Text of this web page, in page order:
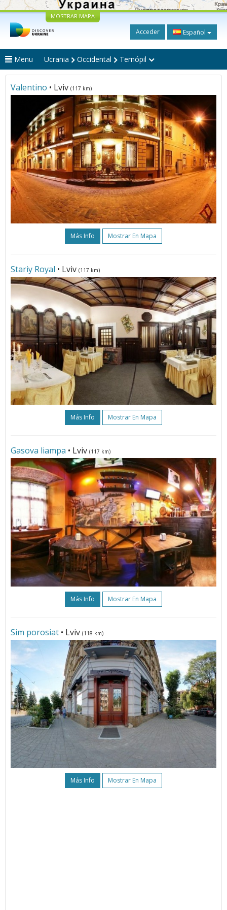
MOSTRAR MAPA
Acceder Español
Menu Ucrania Occidental Ternópil
Valentino • Lviv (117 km)
Más Info Mostrar En Mapa
Stariy Royal • Lviv (117 km)
Más Info Mostrar En Mapa
Gasova liampa • Lviv (117 km)
Más Info Mostrar En Mapa
Sim porosiat • Lviv (118 km)
Más Info Mostrar En Mapa